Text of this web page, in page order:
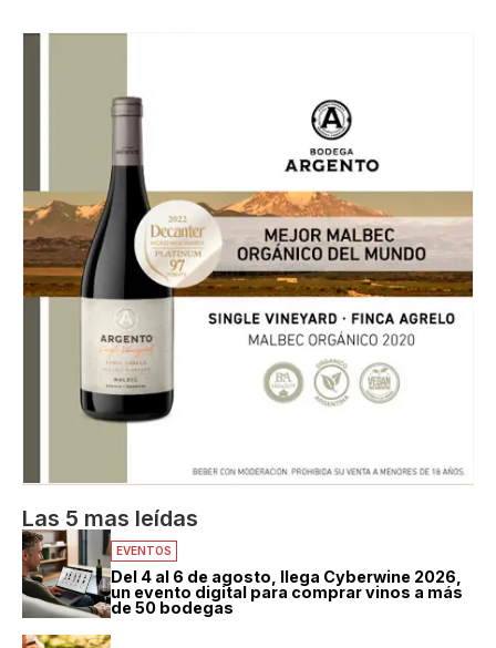
Las 5 mas leídas
EVENTOS
Del 4 al 6 de agosto, llega Cyberwine 2026,
un evento digital para comprar vinos a más
de 50 bodegas